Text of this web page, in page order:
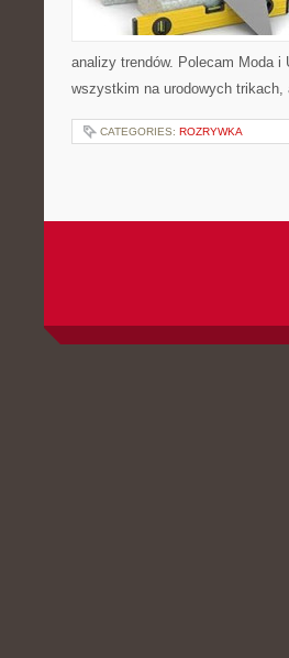
analizy trendów. Polecam Moda
wszystkim na urodowych
CATEGORIES: ROZRYWKA